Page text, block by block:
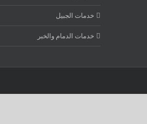
خدمات الجبيل
خدمات الدمام والخبر